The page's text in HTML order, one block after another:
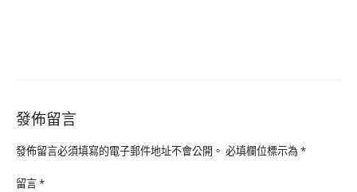
發佈留言
發佈留言必須填寫的電子郵件地址不會公開。 必填欄位標示為*
留言*